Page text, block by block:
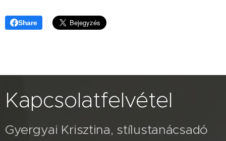
Share
Kapcsolatfelvétel
Gyergyai Krisztina, stílustanácsadó